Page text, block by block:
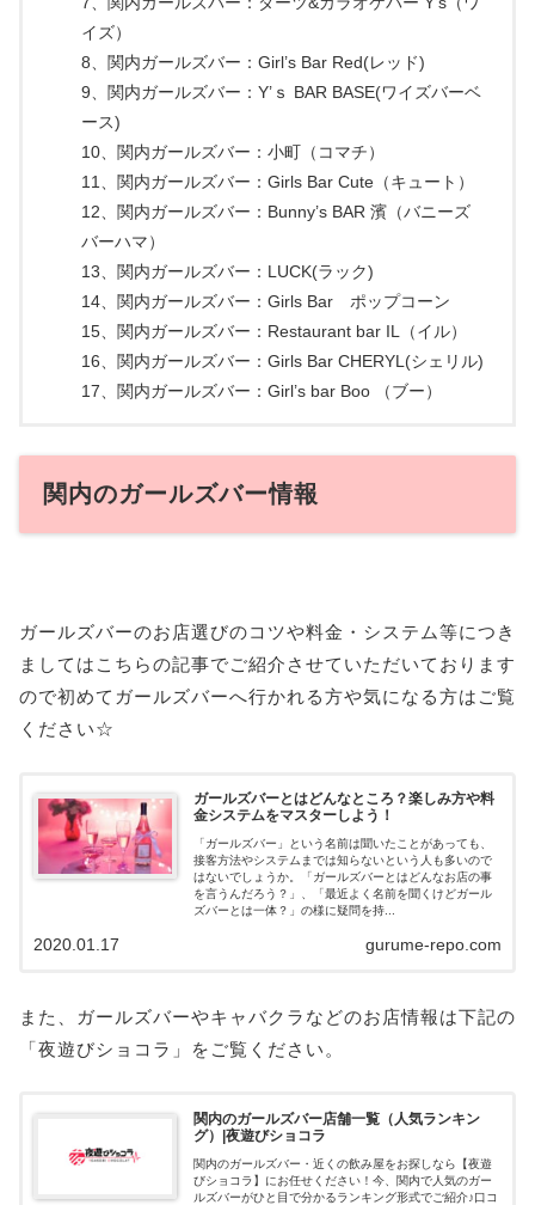
イズ）
8、関内ガールズバー：Girl’s Bar Red(レッド)
9、関内ガールズバー：Y’ｓ BAR BASE(ワイズバーベ
ース)
10、関内ガールズバー：小町（コマチ）
11、関内ガールズバー：Girls Bar Cute（キュート）
12、関内ガールズバー：Bunny’s BAR 濱（バニーズ
バーハマ）
13、関内ガールズバー：LUCK(ラック)
14、関内ガールズバー：Girls Bar ポップコーン
15、関内ガールズバー：Restaurant bar IL（イル）
16、関内ガールズバー：Girls Bar CHERYL(シェリル)
17、関内ガールズバー：Girl’s bar Boo （ブー）
関内のガールズバー情報
ガールズバーのお店選びのコツや料金・システム等につき
ましてはこちらの記事でご紹介させていただいております
ので初めてガールズバーへ行かれる方や気になる方はご覧
ください☆
ガールズバーとはどんなところ？楽しみ方や料
金システムをマスターしよう！
「ガールズバー」という名前は聞いたことがあっても、
接客方法やシステムまでは知らないという人も多いので
はないでしょうか。「ガールズバーとはどんなお店の事
を言うんだろう？」、「最近よく名前を聞くけどガール
ズバーとは一体？」の様に疑問を持...
gurume-repo.com
2020.01.17
また、ガールズバーやキャバクラなどのお店情報は下記の
「夜遊びショコラ」をご覧ください。
関内のガールズバー店舗一覧（人気ランキン
グ）|夜遊びショコラ
関内のガールズバー・近くの飲み屋をお探しなら【夜遊
びショコラ】にお任せください！今、関内で人気のガー
ルズバーがひと目で分かるランキング形式でご紹介♪口コ